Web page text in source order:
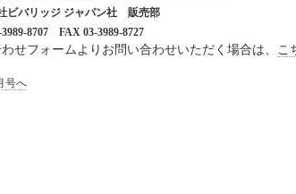
ビバリッジ ジャパン社 販売部
8707 FAX 03-3989-8727
せフォームよりお問い合わせいただく場合は、 こ
号へ